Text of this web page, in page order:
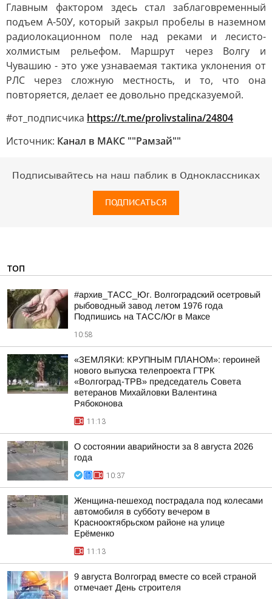
Главным фактором здесь стал заблаговременный
подъем А-50У, который закрыл пробелы в наземном
радиолокационном поле над реками и лесисто-
холмистым рельефом. Маршрут через Волгу и
Чувашию - это уже узнаваемая тактика уклонения от
РЛС через сложную местность, и то, что она
повторяется, делает ее довольно предсказуемой.
#от_подписчика https://t.me/prolivstalina/24804
Источник: Канал в МАКС ""Рамзай""
Подписывайтесь на наш паблик в Одноклассниках
ПОДПИСАТЬСЯ
ТОП
#архив_ТАСС_Юг. Волгоградский осетровый
рыбоводный завод летом 1976 года
Подпишись на ТАСС/Юг в Максе
10:58
«ЗЕМЛЯКИ: КРУПНЫМ ПЛАНОМ»: героиней
нового выпуска телепроекта ГТРК
«Волгоград-ТРВ» председатель Совета
ветеранов Михайловки Валентина
Рябоконова
11:13
О состоянии аварийности за 8 августа 2026
года
10:37
Женщина-пешеход пострадала под колесами
автомобиля в субботу вечером в
Краснооктябрьском районе на улице
Ерёменко
11:13
9 августа Волгоград вместе со всей страной
отмечает День строителя